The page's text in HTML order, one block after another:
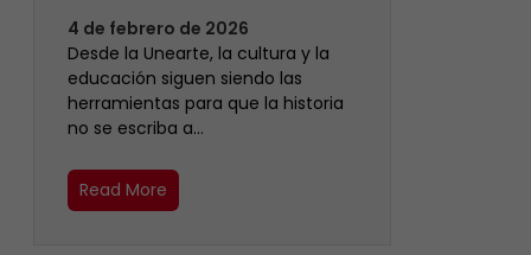
4 de febrero de 2026
Desde la Unearte, la cultura y la
educación siguen siendo las
herramientas para que la historia
no se escriba a…
Read More